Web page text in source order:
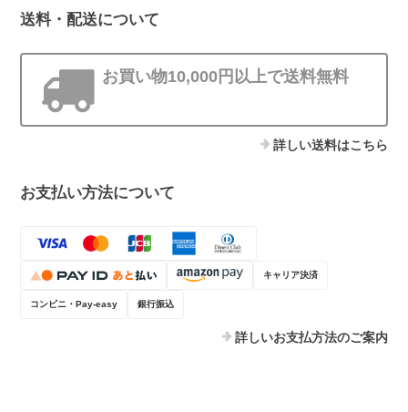
送料・配送について
お買い物10,000円以上で送料無料
詳しい送料はこちら
お支払い方法について
キャリア決済
コンビニ・Pay-easy 銀行振込
詳しいお支払方法のご案内